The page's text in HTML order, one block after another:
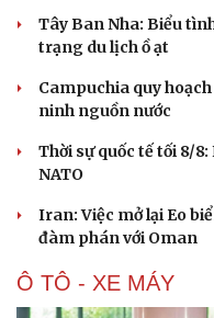
Du lịch
Tư vấn
Săn Tour
Tây Ban Nha: Biểu
trạng du lịch ồ ạt
Campuchia quy
ninh nguồn nước
Thời sự quốc tế tối 8/
NATO
Iran: Việc mở lại Eo
đàm phán với Oman
Ô TÔ - XE MÁY